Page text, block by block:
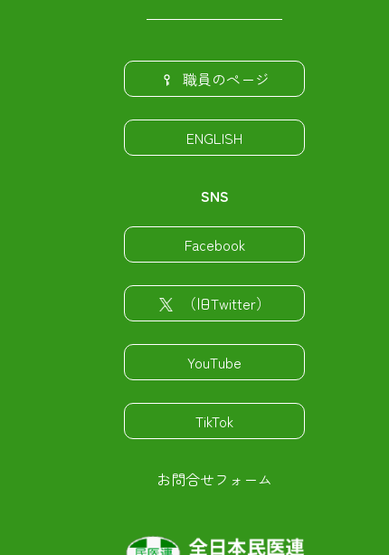
職員のページ
ENGLISH
SNS
Facebook
（旧Twitter）
YouTube
TikTok
お問合せフォーム